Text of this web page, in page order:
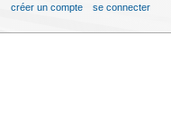
créer un compte se connecter